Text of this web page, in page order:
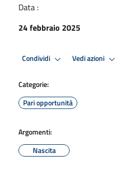
Data :
24 febbraio 2025
Condividi Vedi azioni
Categorie:
Pari opportunità
Argomenti:
Nascita